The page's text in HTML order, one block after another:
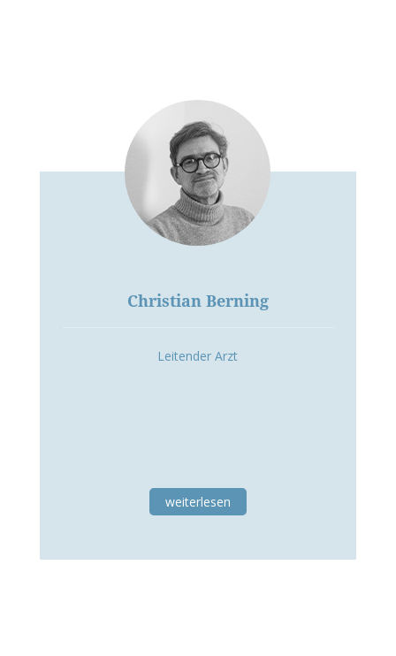
Christian Berning
Leitender Arzt
weiterlesen